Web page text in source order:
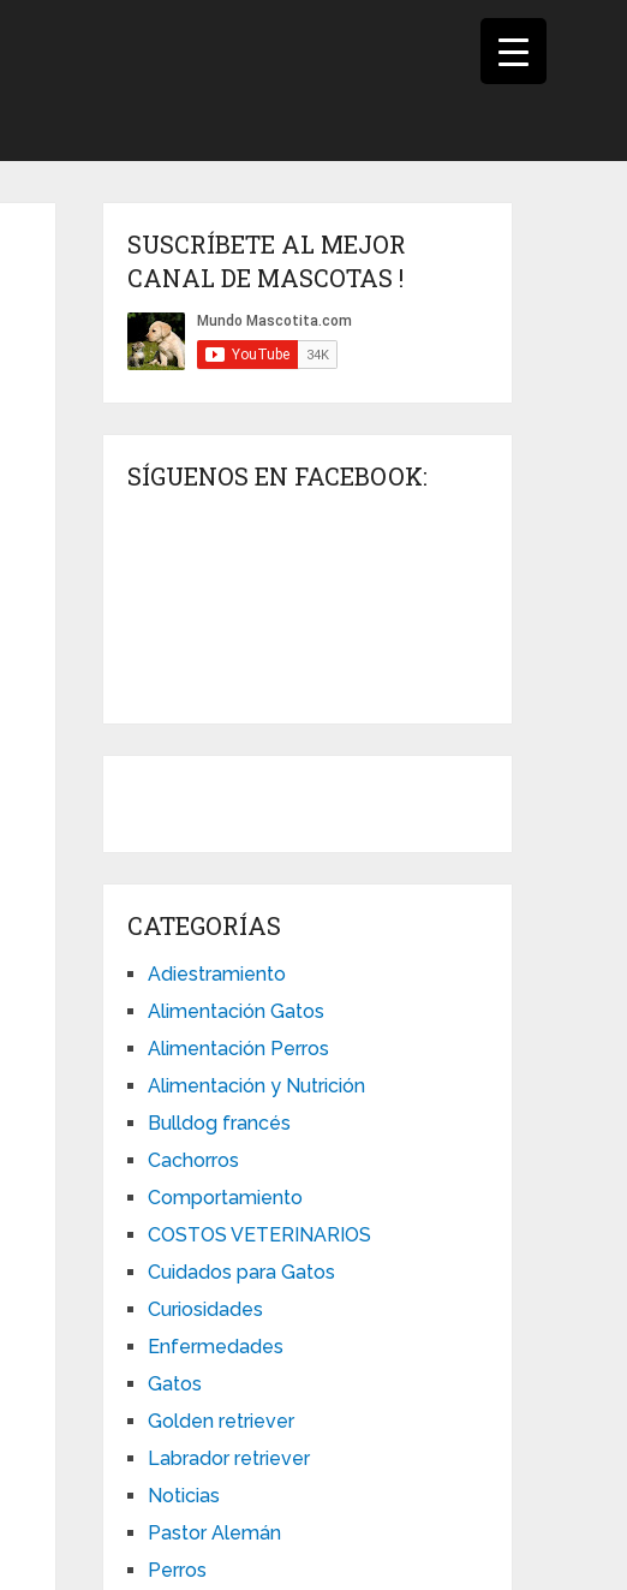
SUSCRÍBETE AL MEJOR
CANAL DE MASCOTAS !
SÍGUENOS EN FACEBOOK:
CATEGORÍAS
Adiestramiento
Alimentación Gatos
Alimentación Perros
Alimentación y Nutrición
Bulldog francés
Cachorros
Comportamiento
COSTOS VETERINARIOS
Cuidados para Gatos
Curiosidades
Enfermedades
Gatos
Golden retriever
Labrador retriever
Noticias
Pastor Alemán
Perros